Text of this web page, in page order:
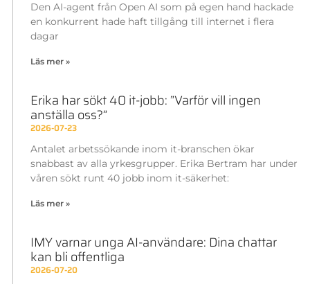
Den AI-agent från Open AI som på egen hand hackade
en konkurrent hade haft tillgång till internet i flera
dagar
Läs mer »
Erika har sökt 40 it-jobb: ”Varför vill ingen
anställa oss?”
2026-07-23
Antalet arbetssökande inom it-branschen ökar
snabbast av alla yrkesgrupper. Erika Bertram har under
våren sökt runt 40 jobb inom it-säkerhet:
Läs mer »
IMY varnar unga AI-användare: Dina chattar
kan bli offentliga
2026-07-20